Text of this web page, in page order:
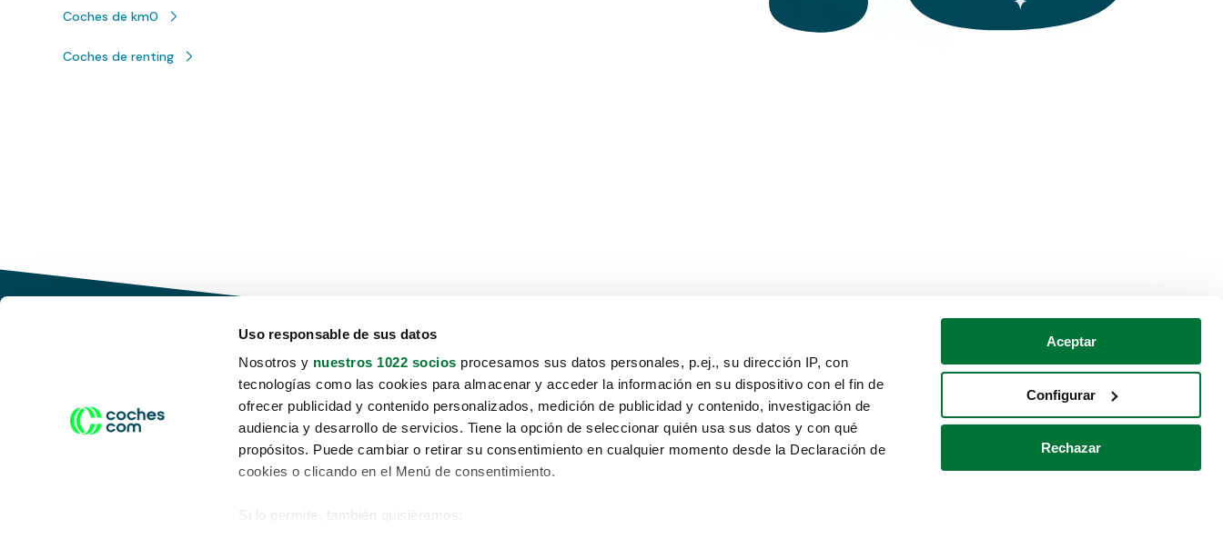
Uso responsable de sus datos
Nosotros y nuestros 1022 socios procesamos sus datos personales, p.ej., su dirección IP, con
tecnologías como las cookies para almacenar y acceder la información en su dispositivo con el fin de
ofrecer publicidad y contenido personalizados, medición de publicidad y contenido, investigación de
audiencia y desarrollo de servicios. Tiene la opción de seleccionar quién usa sus datos y con qué
propósitos. Puede cambiar o retirar su consentimiento en cualquier momento desde la Declaración de
cookies o clicando en el Menú de consentimiento.
Si lo permite, también quisiéramos:
Aceptar
Configurar
Rechazar
Coches de km0
Coches de renting
Conduce tu futuro,
desata tu movilidad